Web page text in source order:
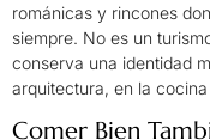
románicas y rincones
siempre. No es un
conserva una identidad
arquitectura, en la
Comer Bien